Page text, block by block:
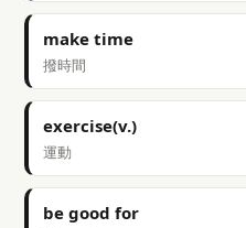
make time
撥時間
exercise(v.)
運動
be good for